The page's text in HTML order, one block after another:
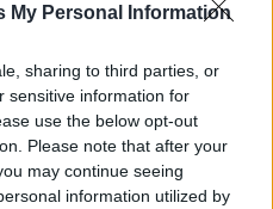
My Personal Information
sharing to third parties, or
sensitive information for
use the below opt-out
Please note that after your
may continue seeing
information utilized by
00:00:40
klausimų: du